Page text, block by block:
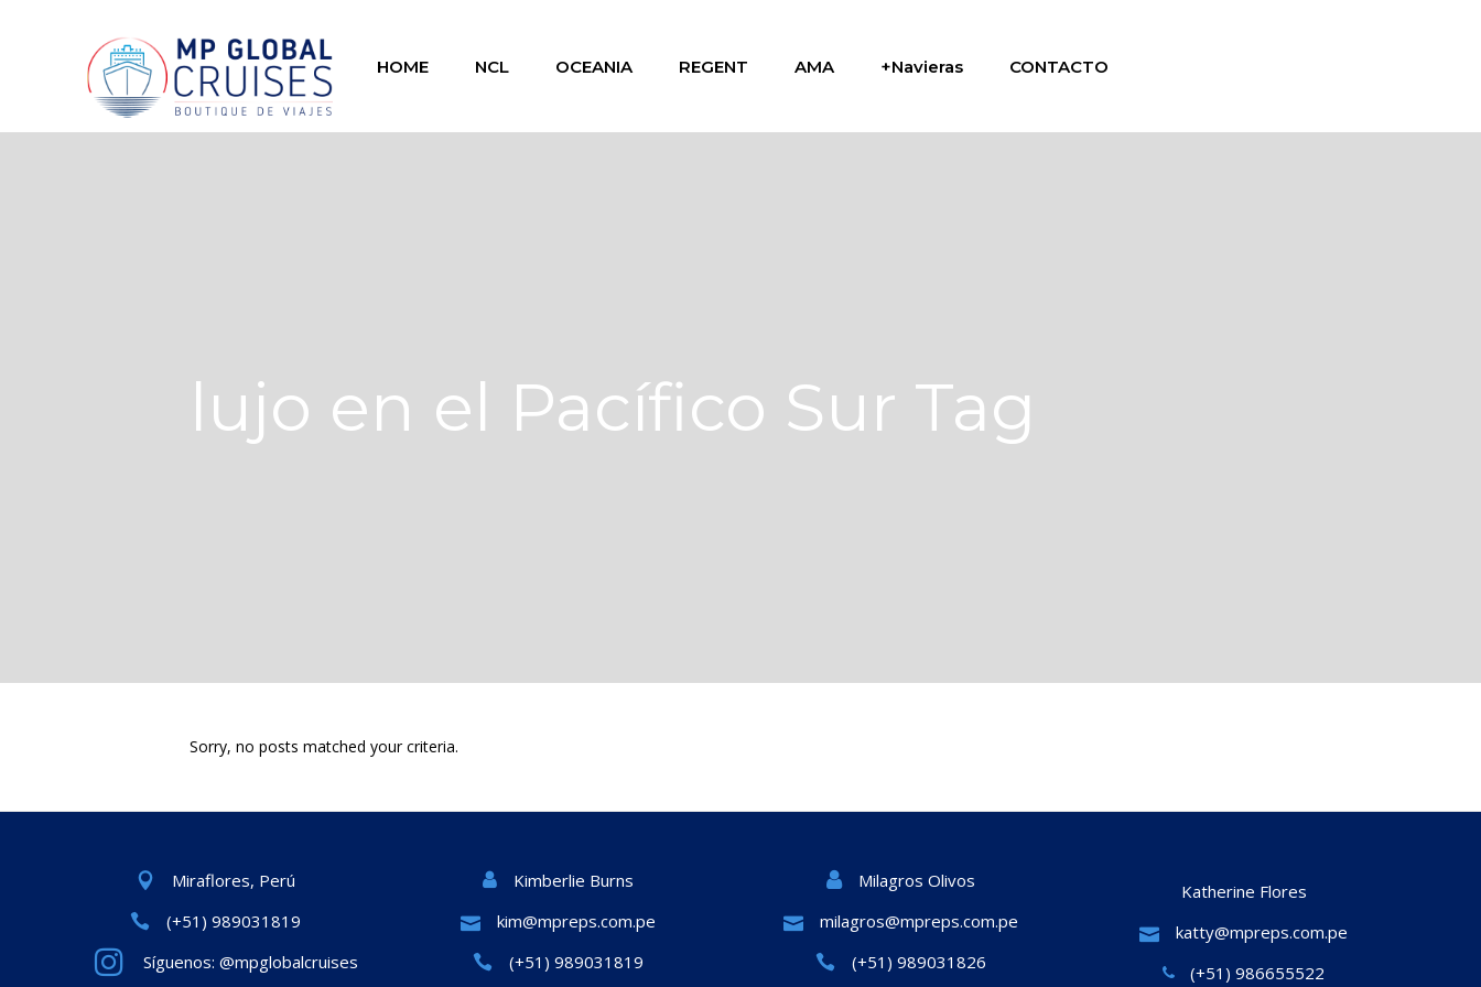
HOME NCL OCEANIA REGENT AMA +Navieras CONTACTO
lujo en el Pacífico Sur Tag
Sorry, no posts matched your criteria.
Miraflores, Perú
(+51) 989031819
Síguenos: @mpglobalcruises
Kimberlie Burns
kim@mpreps.com.pe
(+51) 989031819
Milagros Olivos
milagros@mpreps.com.pe
(+51) 989031826
Katherine Flores
katty@mpreps.com.pe
(+51) 986655522